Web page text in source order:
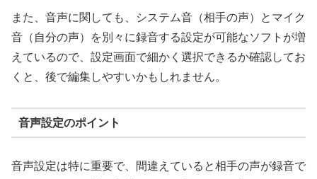
また、音声に関しても、システム音（相手の声）とマイク
音（自分の声）を別々に録音する設定が可能なソフトが増
えているので、設定画面で細かく選択できるか確認してお
くと、後で編集しやすいかもしれません。
音声設定のポイント
音声設定は特に重要で、間違えていると相手の声が録音で